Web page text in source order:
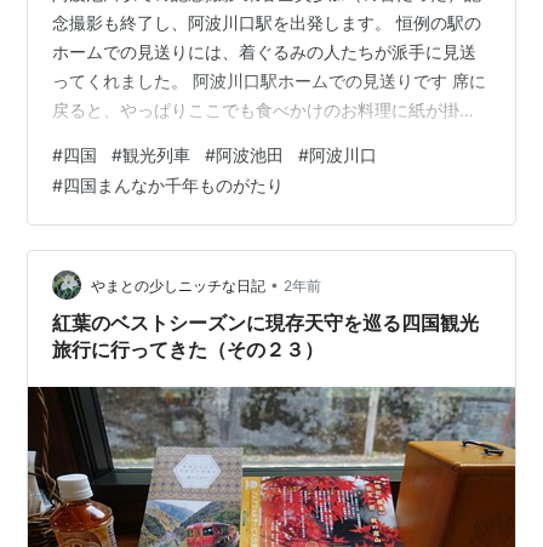
念撮影も終了し、阿波川口駅を出発します。 恒例の駅の
ホームでの見送りには、着ぐるみの人たちが派手に見送
ってくれました。 阿波川口駅ホームでの見送りです 席に
戻ると、やっぱりここでも食べかけのお料理に紙が掛け
い物が出てきました。 お吸い物 阿波川口駅を出てから５
～６分経ったでしょうか。真っ暗なトンネルを出て大き
な川に差し掛かりました。おそらく、吉野川だと思いま
す。列車は徐行運転しながら、雄大な渓谷美と幾何学的
な鉄橋の姿を見せてくれました。 鉄橋の左右にはこんな
感じの渓谷が広がっていました 列車…
#四国 #観光列車 #阿波池田 #阿波川口
#四国まんなか千年ものがたり
やまとの少しニッチな日記 • 2年前
紅葉のベストシーズンに現存天守を巡る四国観光
旅行に行ってきた（その２３）